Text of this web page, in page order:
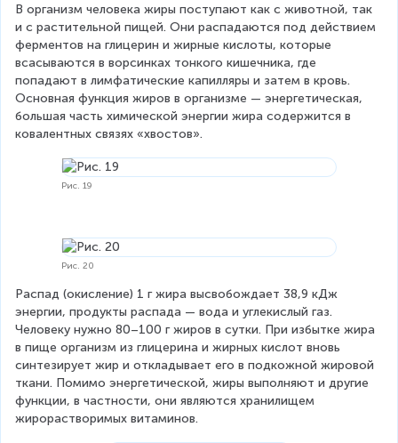
В организм человека жиры поступают как с животной, так
и с растительной пищей. Они распадаются под действием
ферментов на глицерин и жирные кислоты, которые
всасываются в ворсинках тонкого кишечника, где
попадают в лимфатические капилляры и затем в кровь.
Основная функция жиров в организме — энергетическая,
большая часть химической энергии жира содержится в
ковалентных связях «хвостов».
Рис. 19
Рис. 20
Распад (окисление) 1 г жира высвобождает 38,9 кДж
энергии, продукты распада — вода и углекислый газ.
Человеку нужно 80–100 г жиров в сутки. При избытке жира
в пище организм из глицерина и жирных кислот вновь
синтезирует жир и откладывает его в подкожной жировой
ткани. Помимо энергетической, жиры выполняют и другие
функции, в частности, они являются хранилищем
жирорастворимых витаминов.